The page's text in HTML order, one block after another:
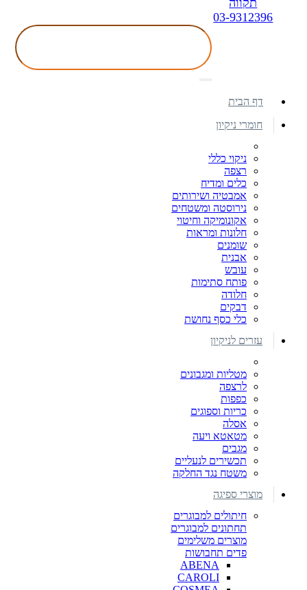
תקווה
03-9312396
דף הבית
חומרי ניקיון
ניקוי כללי
רצפה
כלים ומדיח
אמבטיה ושירותים
נירוסטה ומשטחים
אקונומיקה וחיטוי
חלונות ומראות
שומנים
אבנית
עובש
פותח סתימות
חלודה
דבקים
כלי כסף נחושת
עזרים לניקיון
מטליות ומגבונים
לרצפה
כפפות
כריות וספוגים
אסלה
מטאטא ויעה
מגבים
תכשירים לנעליים
משטח נגד החלקה
מוצרי ספיגה
חיתולים למבוגרים
תחתונים למבוגרים
מוצרים משלימים
פדים תחבושות
ABENA
CAROLI